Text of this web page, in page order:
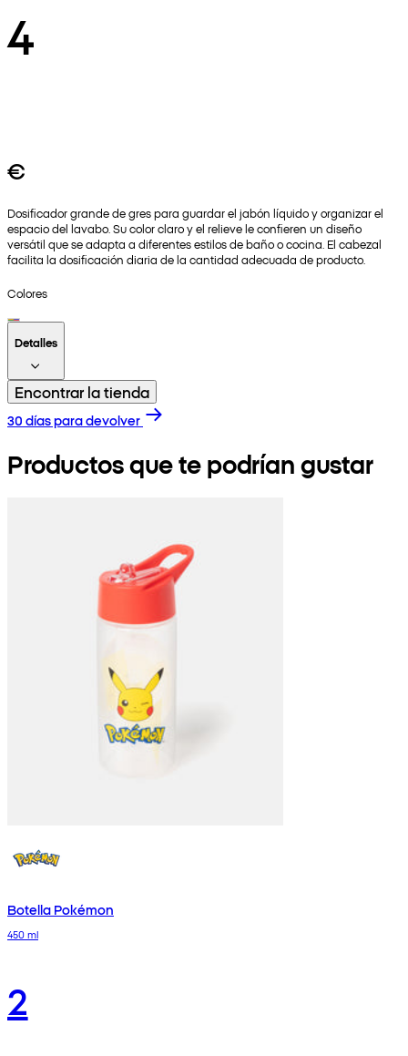
4
€
Dosificador grande de gres para guardar el jabón líquido y organizar el
espacio del lavabo. Su color claro y el relieve le confieren un diseño
versátil que se adapta a diferentes estilos de baño o cocina. El cabezal
facilita la dosificación diaria de la cantidad adecuada de producto.
Colores
Detalles
Encontrar la tienda
30 días para devolver
Productos que te podrían gustar
Botella Pokémon
450 ml
2